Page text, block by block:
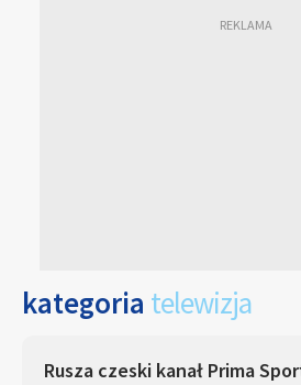
kategoria telewizja
Rusza czeski kanał Prima